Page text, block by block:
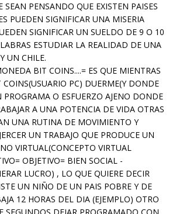
SEAN PENSANDO QUE EXISTEN PAISES
PUEDEN SIGNIFICAR UNA MISERIA
SIGNIFICAR UN SUELDO DE 9 O 10
ESTUDIAR LA REALIDAD DE UNA
UN CHILE.
BIT COINS....= ES QUE MIENTRAS
PC) DUERME(Y DONDE
PROGRAMA O ESFUERZO AJENO DONDE
A UNA POTENCIA DE VIDA OTRAS
UNA RUTINA DE MOVIMIENTO Y
UN TRABAJO QUE PRODUCE UN
VIRTUAL(CONCEPTO VIRTUAL
OBJETIVO= BIEN SOCIAL -
LUCRO) , LO QUE QUIERE DECIR
UN NIÑO DE UN PAIS POBRE Y DE
12 HORAS DEL DIA (EJEMPLO) OTRO